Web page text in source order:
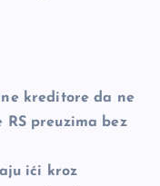
kreditore da ne
preuzima bez
ići kroz